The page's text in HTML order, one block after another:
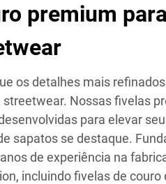
premium
os detalhes mais
Nossas fivelas
para elevar
sapatos se destaque.
de experiência na
incluindo fivelas de couro